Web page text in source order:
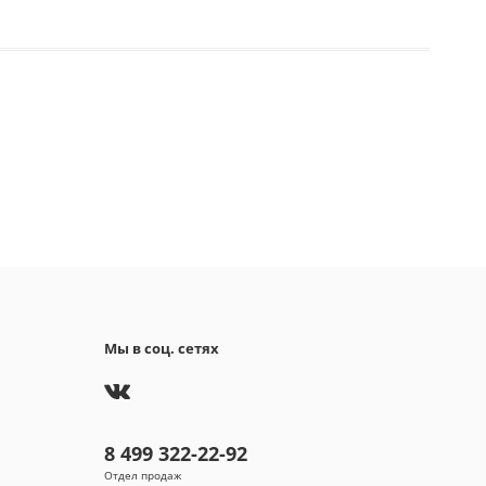
Мы в соц. сетях
8 499 322-22-92
Отдел продаж